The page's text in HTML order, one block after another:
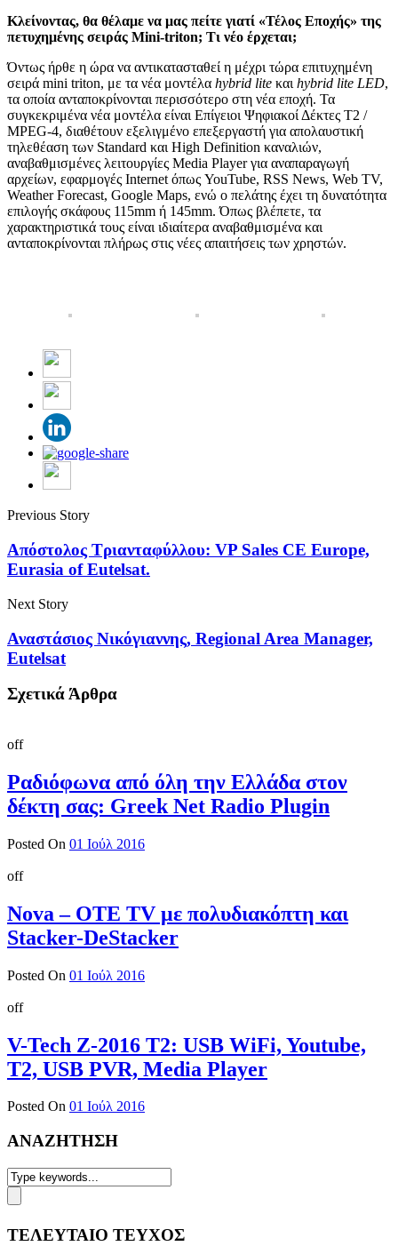
Κλείνοντας, θα θέλαμε να μας πείτε γιατί «Τέλος Εποχής» της
πετυχημένης σειράς Mini-triton; Τι νέο έρχεται;
Όντως ήρθε η ώρα να αντικατασταθεί η μέχρι τώρα επιτυχημένη
σειρά mini triton, με τα νέα μοντέλα hybrid lite καιhybrid lite LED,
τα οποία ανταποκρίνονται περισσότερο στη νέα εποχή. Τα
συγκεκριμένα νέα μοντέλα είναι Επίγειοι Ψηφιακοί Δέκτες Τ2 /
MPEG-4, διαθέτουν εξελιγμένο επεξεργαστή για απολαυστική
τηλεθέαση των Standard και High Definition καναλιών,
αναβαθμισμένες λειτουργίες Media Player για αναπαραγωγή
αρχείων, εφαρμογές Internet όπως YouTube, RSS News, Web TV,
Weather Forecast, Google Maps, ενώ ο πελάτης έχει τη δυνατότητα
επιλογής σκάφους 115mm ή 145mm. Όπως βλέπετε, τα
χαρακτηριστικά τους είναι ιδιαίτερα αναβαθμισμένα και
ανταποκρίνονται πλήρως στις νέες απαιτήσεις των χρηστών.
Previous Story
Απόστολος Τριανταφύλλου: VP Sales CE Europe,
Eurasia of Eutelsat.
Next Story
Αναστάσιος Νικόγιαννης, Regional Area Manager,
Eutelsat
Σχετικά Άρθρα
off
Ραδιόφωνα από όλη την Ελλάδα στον
δέκτη σας: Greek Net Radio Plugin
Posted On 01 Ιούλ 2016
off
Nova – OTE TV με πολυδιακόπτη και
Stacker-DeStacker
Posted On 01 Ιούλ 2016
off
V-Tech Z-2016 Τ2: USB WiFi, Youtube,
Τ2, USB PVR, Media Player
Posted On 01 Ιούλ 2016
ΑΝΑΖΗΤΗΣΗ
ΤΕΛΕΥΤΑΙΟ ΤΕΥΧΟΣ